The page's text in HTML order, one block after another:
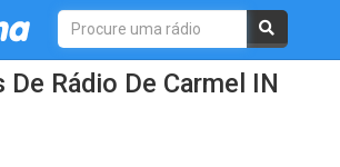
De Rádio De Carmel IN